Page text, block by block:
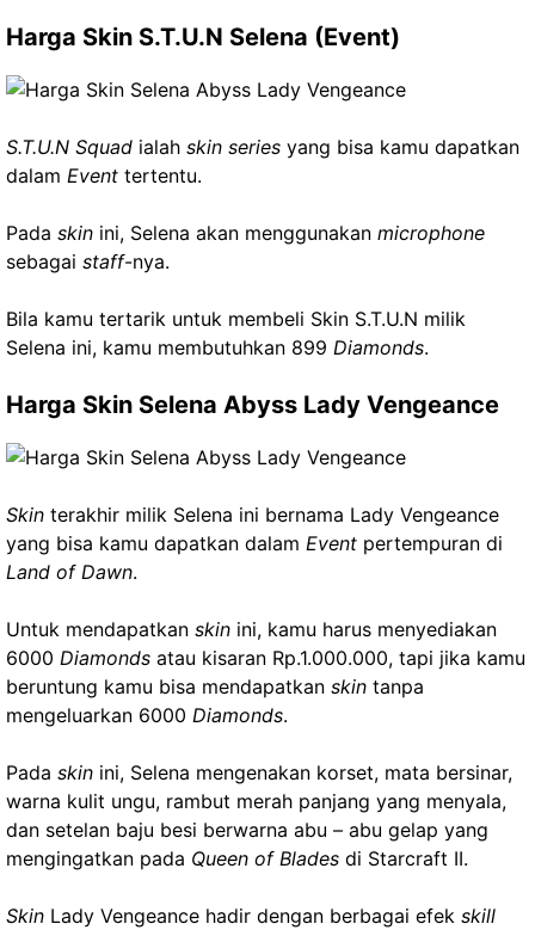
Harga Skin S.T.U.N Selena (Event)
S.T.U.N Squad ialah skin series yang bisa kamu dapatkan
dalam Event tertentu.
Pada skin ini, Selena akan menggunakan microphone
sebagai staff-nya.
Bila kamu tertarik untuk membeli Skin S.T.U.N milik
Selena ini, kamu membutuhkan 899 Diamonds.
Harga Skin Selena Abyss Lady Vengeance
Skin terakhir milik Selena ini bernama Lady Vengeance
yang bisa kamu dapatkan dalam Event pertempuran di
Land of Dawn.
Untuk mendapatkan skin ini, kamu harus menyediakan
6000 Diamonds atau kisaran Rp.1.000.000, tapi jika kamu
beruntung kamu bisa mendapatkan skin tanpa
mengeluarkan 6000 Diamonds.
Pada skin ini, Selena mengenakan korset, mata bersinar,
warna kulit ungu, rambut merah panjang yang menyala,
dan setelan baju besi berwarna abu – abu gelap yang
mengingatkan pada Queen of Blades di Starcraft II.
Skin Lady Vengeance hadir dengan berbagai efek skill